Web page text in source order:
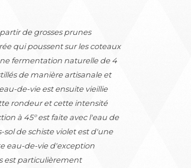
de grosses prunes
qui poussent sur les coteaux
fermentation naturelle de 4
de manière artisanale et
de-vie est ensuite vieillie
rondeur et cette intensité
à 45° est faite avec l'eau de
de schiste violet est d'une
eau-de-vie d'exception
est particulièrement